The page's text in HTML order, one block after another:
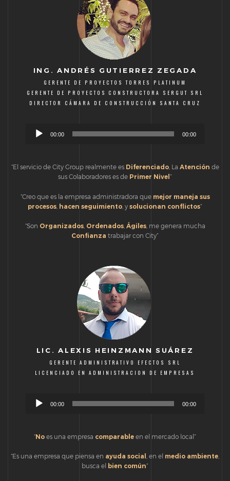
ING. ANDRÉS GUTIERREZ ZEGADA
GERENTE DE PROYECTOS TORRES PLATINUM
GERENTE DE PROYECTOS CONSTRUCTORA SERGUT SRL
DIRECTOR CÁMARA DE CONSTRUCCIÓN SANTA CRUZ
Reproductor
00:00 00:00
“El servicio de City Group realmente es Diferenciado, La Atención de
sus Colaboradores es de Primer Nivel ”
“Creo que es la empresa administradora que mejor maneja sus
procesos hacen seguimiento , y solucionan conflictos”
“Son Organizados, Ordenados, Ágiles, me genera mucha
Confianza trabajar con City”
LIC. ALEXIS HEINZMANN SUÁREZ
GERENTE ADMINISTRATIVO EFECTOS SRL
LICENCIADO EN ADMINISTRACION DE EMPRESAS
00:00 00:00
“No es una empresa comparable en el mercado local”
“Es una empresa que piensa en ayuda social , en el medio ambiente
busca el bien común”